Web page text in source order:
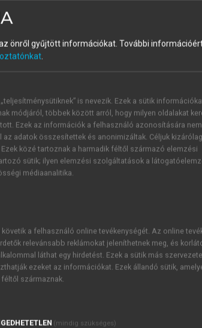
kezdeményezett perekkel
felölelő jogvitákká alakultak át. A jogilag
fok alatti tartását az iparosodás előtti
2024-ben már elérte a 16 Celsius-fokot,
politikát (Dablander et al.,2024
kívül hagyhatják azt?
Habár a párizsi
országok ügyét.
, ebből 1745 az USA-ban, 139 az
jut a peres ügyek 8%-a (9.8. ábra). A
a kormányokat és a vállalatokat
kapcsolatos perek
ítélet már született. Például 2024.
nem éri el a törvényben meghatározott
önről gyűjtött információkat. További
.
is nevezik. Ezek a sütik
módjáról, többek között arról, hogy milyen oldalakat
Ezek az információk a felhasználó azonosítására nem
az adatok összesítettek és anonimizáltak. Céljuk
közé tartoznak a harmadik féltől származó elemzési
sütik; ilyen elemzési szolgáltatások a
médiaanalitika.
a felhasználó online tevékenységét. Az online
relevánsabb reklámokat jeleníthetnek meg, és
láthat egy hirdetést. Ezek a sütik más
ezeket az információkat. Ezek állandó sütik,
származnak.
(mindig szükséges)